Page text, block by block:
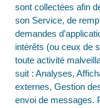
sont collectées afin
son Service, de
demandes
intérêts (ou ceux de
toute activité
suit : Analyses,
externes, Gestion
envoi de messages.